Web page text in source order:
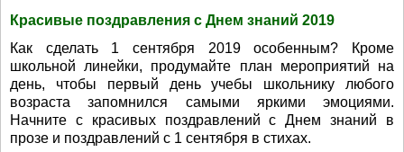
Красивые поздравления с Днем знаний 2019
Как сделать 1 сентября 2019 особенным? Кроме
школьной линейки, продумайте план мероприятий на
день, чтобы первый день учебы школьнику любого
возраста запомнился самыми яркими эмоциями.
Начните с красивых поздравлений с Днем знаний в
прозе и поздравлений с 1 сентября в стихах.